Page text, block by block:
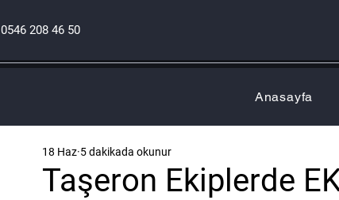
0546 208 46 50
Anasayfa
Taşeron Ekiplerde
18 Haz 5 dakikada okunur